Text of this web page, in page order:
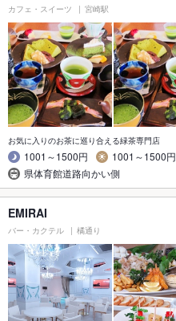
カフェ・スイーツ 宮崎駅
お気に入りのお茶に巡り合える緑茶専門店
1001～1500円
1001～1500円
県体育館道路向かい側
EMIRAI
バー・カクテル 橘通り